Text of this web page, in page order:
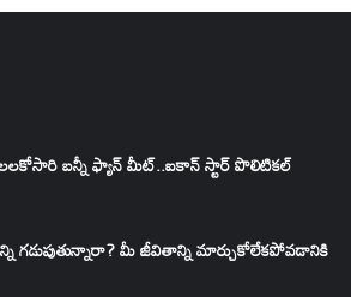
బన్నీ ఫ్యాన్ మీట్..ఐకాన్ స్టార్ పొలిటికల్
గడుపుతున్నారా? మీ జీవితాన్ని మార్చుకోలేకపోవడానికి